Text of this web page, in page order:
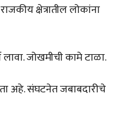
क्षेत्रातील लोकांना
लावा. जोखमीची कामे टाळा.
अहे. संघटनेत जबाबदारीचे